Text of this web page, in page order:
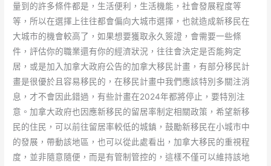
量到的許多條件都是，生活便利，生活機能，社會發展程度等
等，所以在選擇上往往都會偏向大城市選擇，也就造成新移民在
大城市的機會較高了，如果想要獲取永久簽證，會需要一些條
件，評估你的職業還有你的經濟狀況，往往會決定是否能夠定
居，或是加入加拿大政府公告的加拿大移民計畫，有部分移民計
畫是很優於且容易移民的，在移民計畫中我們應該特別多關注消
息，才不會因此錯過，有些計畫在2024年都將停止，要特別注
意。加拿大政府也因應新移民的留居率制定相關政策，希望新移
民的住民，可以前往留居率較低的城鎮，鼓勵新移民在小城市中
的發展，帶動該地區，也可以從此處看出，加拿大移民的重視程
度，並非隨意隨便，而是有管制管控的，這樣不僅可以維持該地